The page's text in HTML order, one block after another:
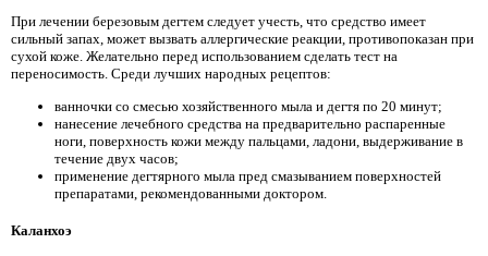
При лечении березовым дегтем следует учесть, что средство имеет
сильный запах, может вызвать аллергические реакции, противопоказан при
сухой коже. Желательно перед использованием сделать тест на
переносимость. Среди лучших народных рецептов:
ванночки со смесью хозяйственного мыла и дегтя по 20 минут;
нанесение лечебного средства на предварительно распаренные
ноги, поверхность кожи между пальцами, ладони, выдерживание в
течение двух часов;
применение дегтярного мыла пред смазыванием поверхностей
препаратами, рекомендованными доктором.
Каланхоэ